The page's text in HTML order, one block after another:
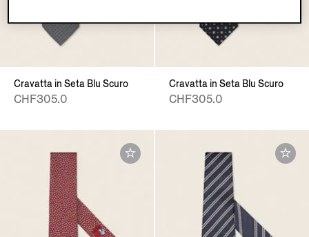
Cravatta in Seta Blu Scuro
CHF305.0
Cravatta in Seta Blu Scuro
CHF305.0